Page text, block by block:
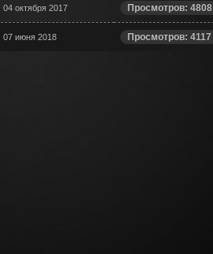
04 октября 2017 Просмотров: 4808
07 июня 2018 Просмотров: 4117